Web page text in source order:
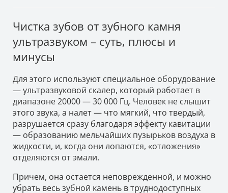
Чистка зубов от зубного камня
ультразвуком – суть, плюсы и
минусы
Для этого используют специальное оборудование
— ультразвуковой скалер, который работает в
диапазоне 20000 — 30 000 Гц. Человек не слышит
этого звука, а налет — что мягкий, что твердый,
разрушается сразу благодаря эффекту кавитации
— образованию мельчайших пузырьков воздуха в
жидкости, и, когда они лопаются, «отложения»
отделяются от эмали.
Причем, она остается неповрежденной, и можно
убрать весь зубной камень в труднодоступных